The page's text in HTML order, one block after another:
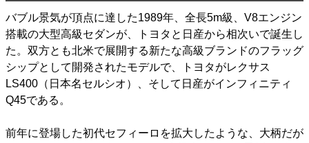
バブル景気が頂点に達した1989年、全長5m級、V8エンジン
搭載の大型高級セダンが、トヨタと日産から相次いで誕生し
た。双方とも北米で展開する新たな高級ブランドのフラッグ
シップとして開発されたモデルで、トヨタがレクサス
LS400（日本名セルシオ）、そして日産がインフィニティ
Q45である。
前年に登場した初代セフィーロを拡大したような、大柄だが